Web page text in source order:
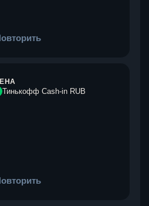
Тинькофф Cash-in RUB